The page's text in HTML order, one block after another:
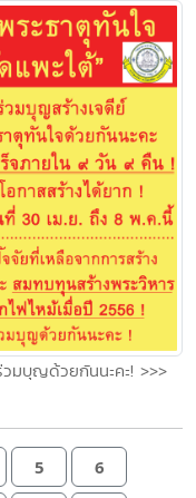
มบุญด้วยกันนะคะ! >>>
5 6